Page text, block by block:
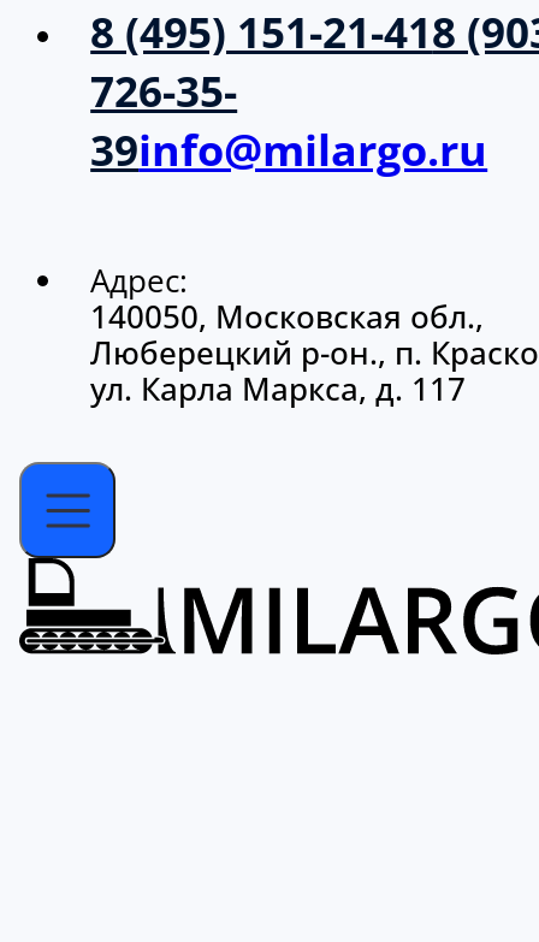
8 (495) 151-21-418
726-35-
39info@milargo.ru
Адрес:
140050, Московская обл.,
Люберецкий р-он., п.
ул. Карла Маркса, д. 117